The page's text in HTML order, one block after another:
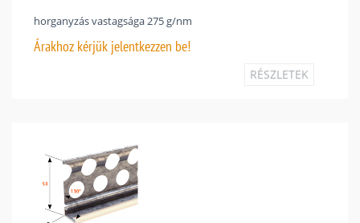
horganyzás vastagsága 275 g/nm
Árakhoz kérjük jelentkezzen be!
RÉSZLETEK